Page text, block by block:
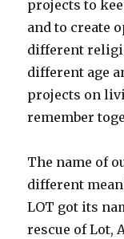
projects to
and to create
different
different age
projects on
remember
The name of
different
LOT got its
rescue of Lot,